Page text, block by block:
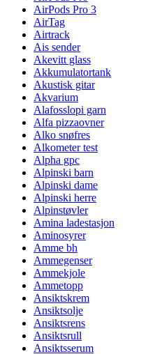
AirPods Pro 3
AirTag
Airtrack
Ais sender
Akevitt glass
Akkumulatortank
Akustisk gitar
Akvarium
Alafosslopi garn
Alfa pizzaovner
Alko snøfres
Alkometer test
Alpha gpc
Alpinski barn
Alpinski dame
Alpinski herre
Alpinstøvler
Amina ladestasjon
Aminosyrer
Amme bh
Ammegenser
Ammekjole
Ammetopp
Ansiktskrem
Ansiktsolje
Ansiktsrens
Ansiktsrull
Ansiktsserum